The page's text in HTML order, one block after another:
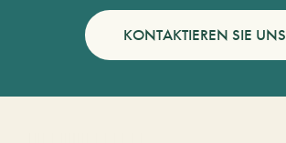
KONTAKTIEREN SIE UNS